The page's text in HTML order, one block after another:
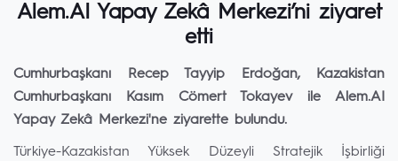
Alem.AI Yapay Zekâ Merkezi’ni ziyaret
etti
Cumhurbaşkanı Recep Tayyip Erdoğan, Kazakistan
Cumhurbaşkanı Kasım Cömert Tokayev ile Alem.AI
Yapay Zekâ Merkezi'ne ziyarette bulundu.
Türkiye-Kazakistan Yüksek Düzeyli Stratejik İşbirliği